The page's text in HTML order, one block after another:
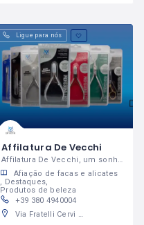
Ligue para nós
Affilatura De Vecchi
Affilatura De Vecchi, um sonho realizado!
Afiação de facas e alicates
Destaques
Produtos de beleza
+39 380 4940004
Via Fratelli Cervi 29, 20098 San Giuliano Milanese Milan, Italy